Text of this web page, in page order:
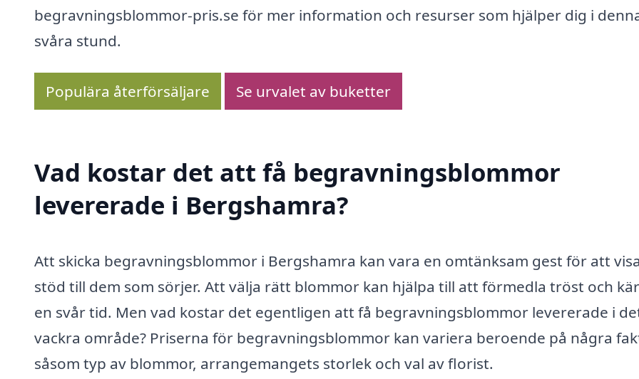
begravningsblommor-pris.se för mer information och resurser som hjälper dig i
svåra stund.
Populära återförsäljare Se urvalet av buketter
Vad kostar det att få begravningsblommor
levererade i Bergshamra?
Att skicka begravningsblommor i Bergshamra kan vara en omtänksam gest för att
stöd till dem som sörjer. Att välja rätt blommor kan hjälpa till att förmedla tröst och
en svår tid. Men vad kostar det egentligen att få begravningsblommor levererade i
vackra område? Priserna för begravningsblommor kan variera beroende på några
såsom typ av blommor, arrangemangets storlek och val av florist.